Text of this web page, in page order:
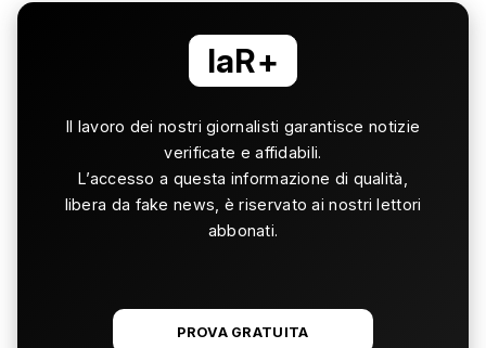
laR+
Il lavoro dei nostri giornalisti garantisce notizie
verificate e affidabili.
L’accesso a questa informazione di qualità,
libera da fake news, è riservato ai nostri lettori
abbonati.
PROVA GRATUITA